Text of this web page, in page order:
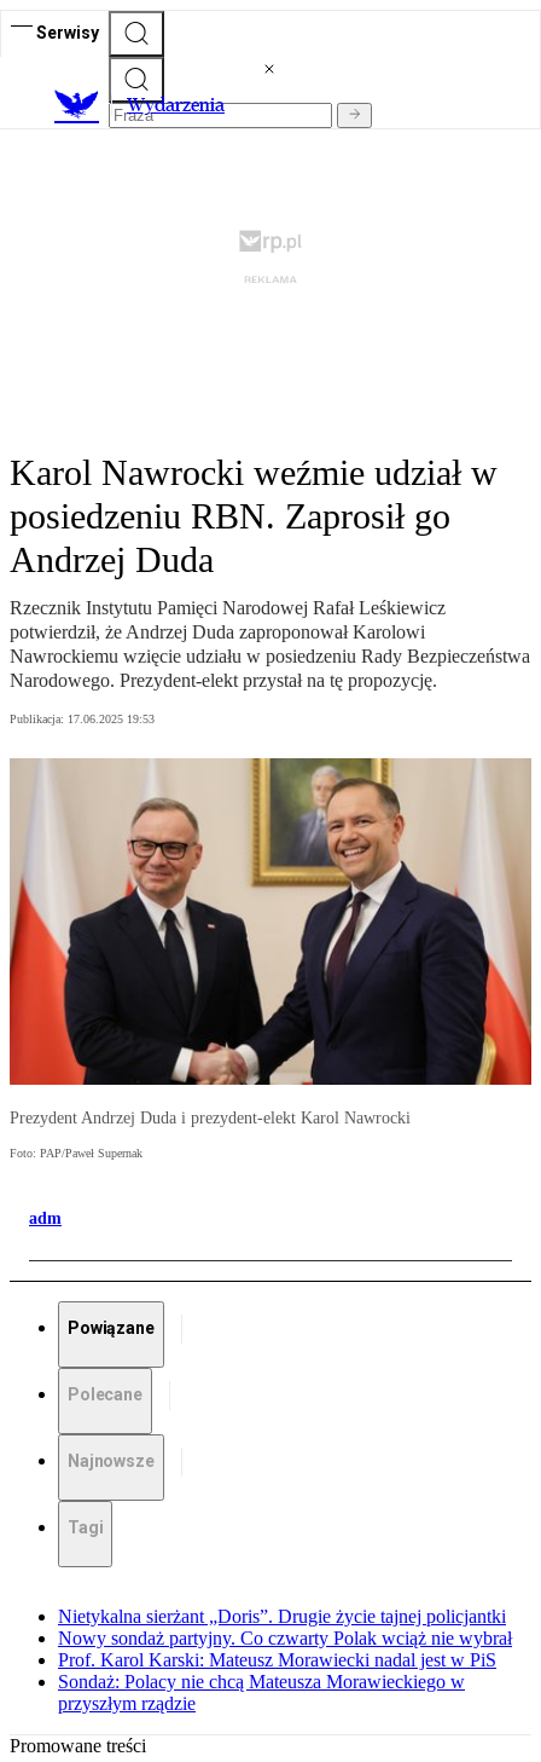
Serwisy
Wydarzenia
Karol Nawrocki weźmie udział w
posiedzeniu RBN. Zaprosił go
Andrzej Duda
Rzecznik Instytutu Pamięci Narodowej Rafał Leśkiewicz
potwierdził, że Andrzej Duda zaproponował Karolowi
Nawrockiemu wzięcie udziału w posiedzeniu Rady Bezpieczeństwa
Narodowego. Prezydent-elekt przystał na tę propozycję.
Publikacja: 17.06.2025 19:53
Prezydent Andrzej Duda i prezydent-elekt Karol Nawrocki
Foto: PAP/Paweł Supernak
adm
Powiązane
Polecane
Najnowsze
Tagi
Nietykalna sierżant „Doris”. Drugie życie tajnej policjantki
Nowy sondaż partyjny. Co czwarty Polak wciąż nie wybrał
Prof. Karol Karski: Mateusz Morawiecki nadal jest w PiS
Sondaż: Polacy nie chcą Mateusza Morawieckiego w
przyszłym rządzie
Promowane treści